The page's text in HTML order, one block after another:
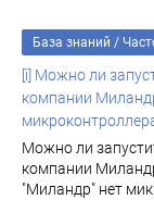
База знаний /
[i] Можно ли
компании
Можно ли
компании
"Миландр" нет